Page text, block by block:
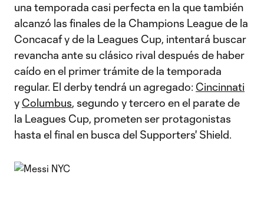
una temporada casi perfecta en la que también
alcanzó las finales de la Champions League de la
Concacaf y de la Leagues Cup, intentará buscar
revancha ante su clásico rival después de haber
caído en el primer trámite de la temporada
regular. El derby tendrá un agregado: Cincinnati
y Columbus, segundo y tercero en el parate de
la Leagues Cup, prometen ser protagonistas
hasta el final en busca del Supporters' Shield.